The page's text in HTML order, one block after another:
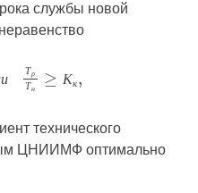
службы новой
и
Т
К
технического
ЦНИИМФ оптимально